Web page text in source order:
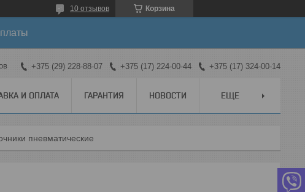
Корзина
10 отзывов
+375 (29) 228-88-07 +375 (17) 224-00-44 +375 (17) 324-00-14
И ОПЛАТА ГАРАНТИЯ НОВОСТИ ЕЩЕ
пневматические